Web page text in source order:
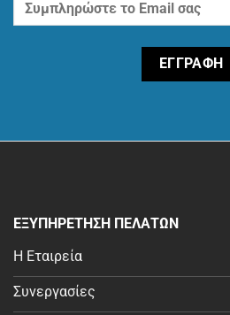
ΕΞΥΠΗΡΕΤΗΣΗ ΠΕΛΑΤΩΝ
Η Εταιρεία
Συνεργασίες